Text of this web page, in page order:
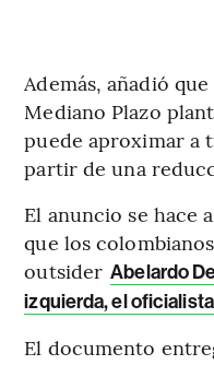
Además, añadió
Mediano Plazo
puede aproximar a
partir de una
El anuncio se hace
que los
outsider Abelardo
izquierda, el
El documento